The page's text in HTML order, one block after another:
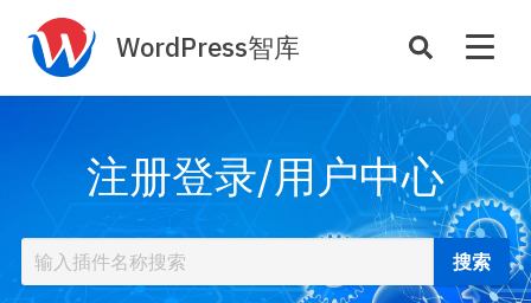
WordPress智库
主机托管
插件开发
性能优化
SEO与全站运营
案例 商店
注册登录/用户中心